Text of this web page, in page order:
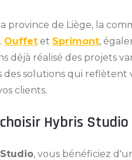
province de Liège, la
Ouffet et Sprimont,
déjà réalisé des projets
des solutions qui
clients.
Hybris
, vous bénéficiez